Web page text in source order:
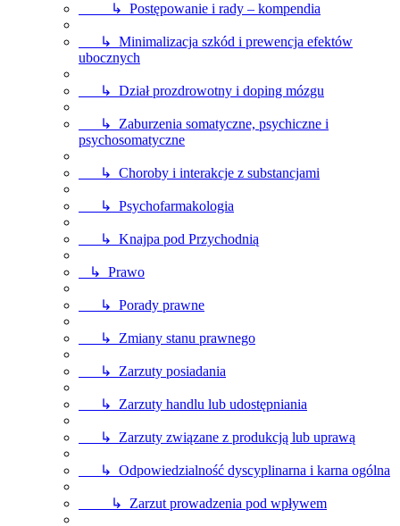
↳ Postępowanie i rady – kompendia
↳ Minimalizacja szkód i prewencja efektów
ubocznych
↳ Dział prozdrowotny i doping mózgu
↳ Zaburzenia somatyczne, psychiczne i
psychosomatyczne
↳ Choroby i interakcje z substancjami
↳ Psychofarmakologia
↳ Knajpa pod Przychodnią
↳ Prawo
↳ Porady prawne
↳ Zmiany stanu prawnego
↳ Zarzuty posiadania
↳ Zarzuty handlu lub udostępniania
↳ Zarzuty związane z produkcją lub uprawą
↳ Odpowiedzialność dyscyplinarna i karna ogólna
↳ Zarzut prowadzenia pod wpływem